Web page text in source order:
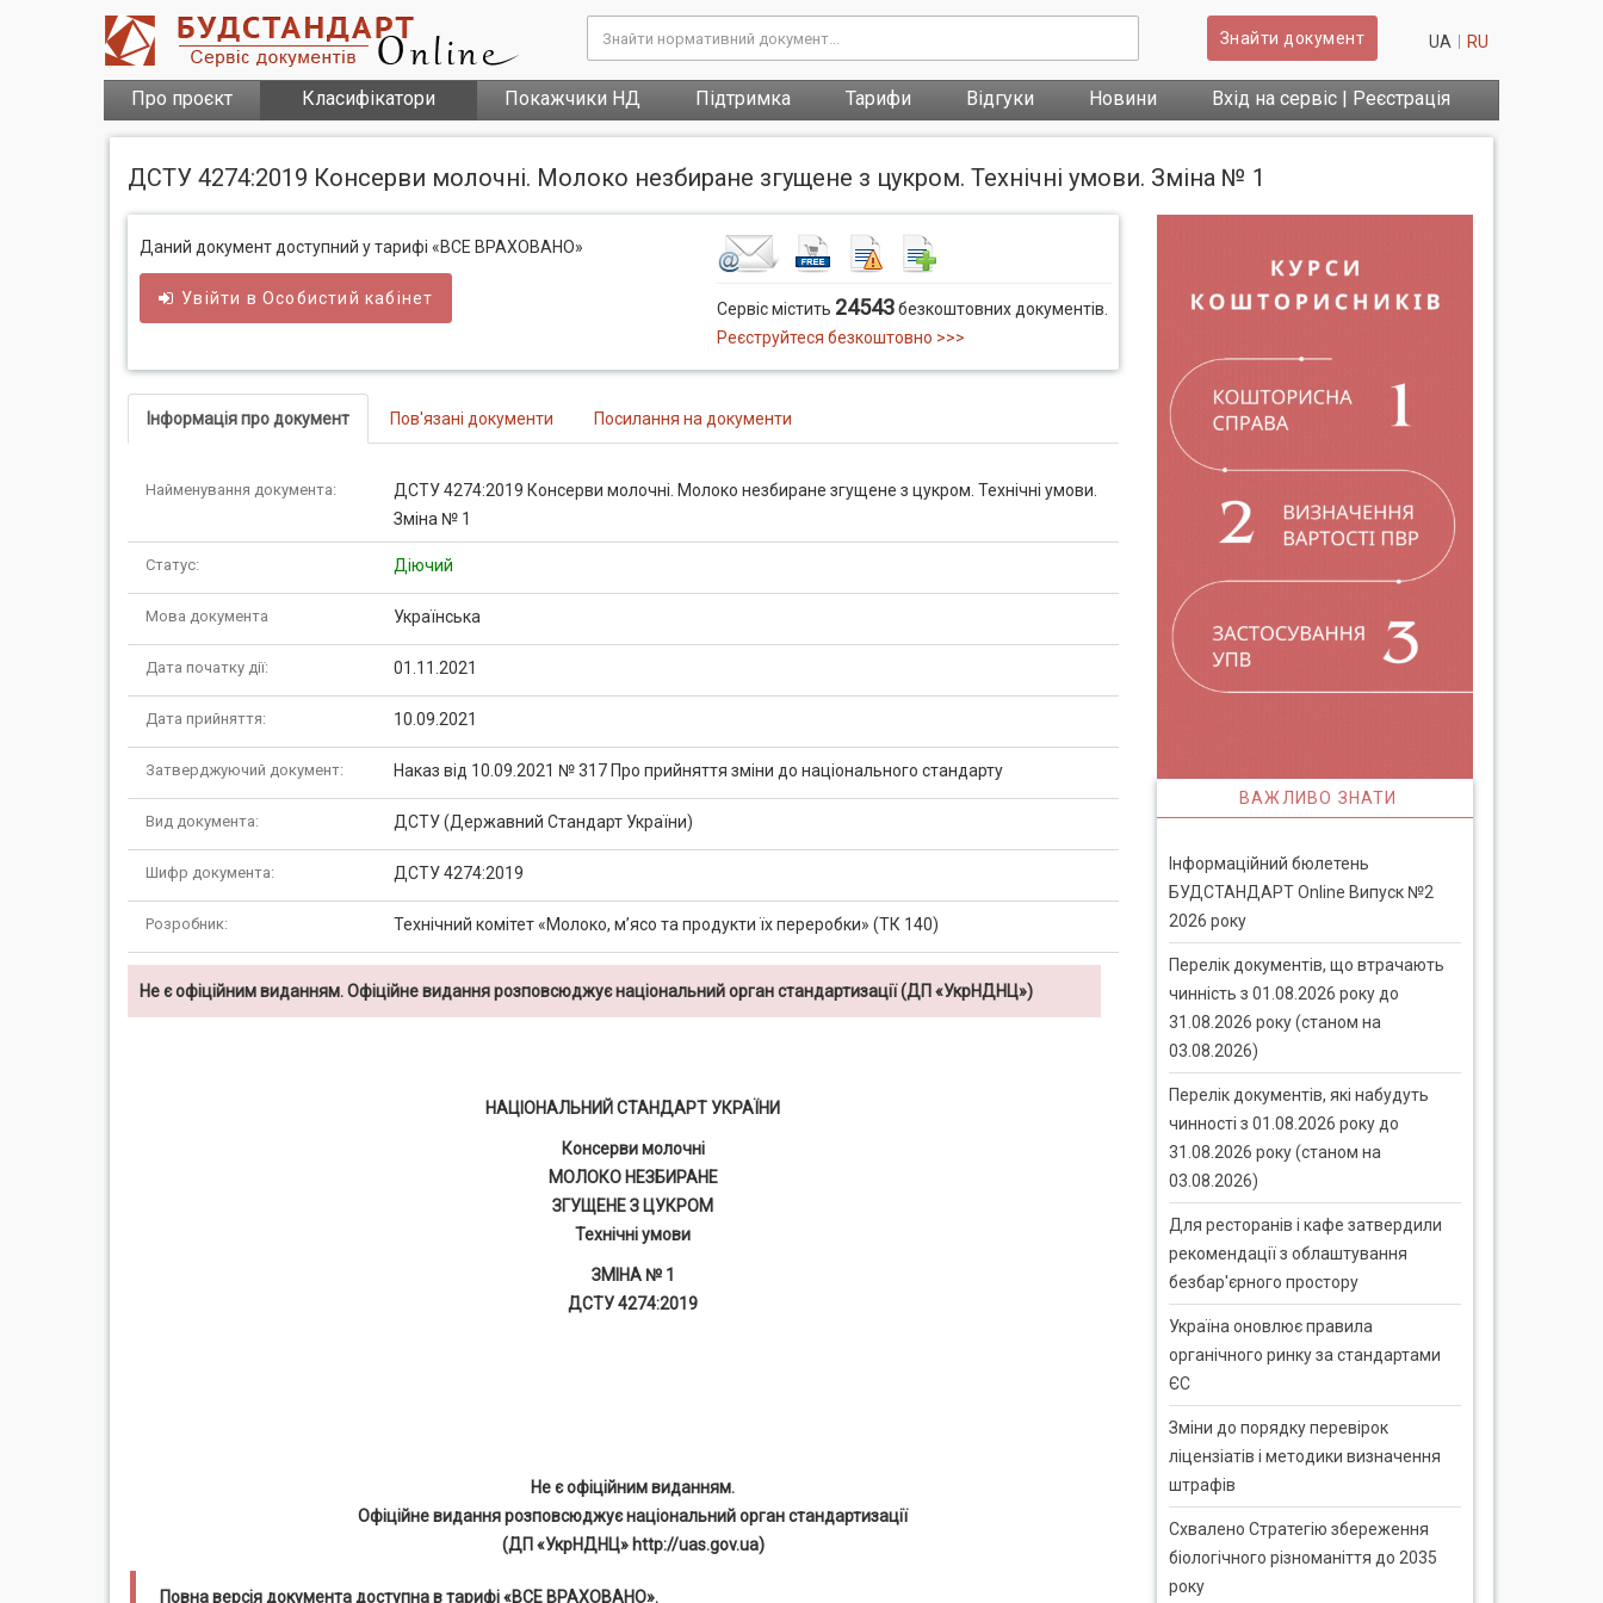
Знайти документ UA RU
Про проєкт Класифікатори Покажчики НД Підтримка Тарифи Відгуки Новини Вхід на сервіс | Реєстрація
ДСТУ 4274:2019 Консерви молочні. Молоко незбиране згущене з цукром. Технічні умови. Зміна № 1
Даний документ доступний у тарифі «ВСЕ ВРАХОВАНО»
Увійти вОсобистий кабінет
Сервіс містить 24543безкоштовних документів.
Реєструйтеся безкоштовно >>>
Інформація про документ Пов'язані документи Посилання на документи
Найменування документа:
ДСТУ 4274:2019 Консерви молочні. Молоко незбиране згущене з цукром. Технічні умови.
Зміна № 1
Статус: Діючий
Мова документа Українська
Дата початку дії: 01.11.2021
Дата прийняття: 10.09.2021
Затверджуючий документ: Наказ від 10.09.2021 № 317 Про прийняття зміни до національного стандарту
Вид документа: ДСТУ (Державний Стандарт України)
Шифр документа: ДСТУ 4274:2019
Розробник: Технічний комітет «Молоко, м’ясо та продукти їх переробки» (ТК 140)
Не є офіційним виданням. Офіційне видання розповсюджує національний орган стандартизації (ДП «УкрНДНЦ»)
НАЦІОНАЛЬНИЙ СТАНДАРТ УКРАЇНИ
Консерви молочні
МОЛОКО НЕЗБИРАНЕ
ЗГУЩЕНЕ З ЦУКРОМ
Технічні умови
ЗМІНА № 1
ДСТУ 4274:2019
Не є офіційним виданням.
Офіційне видання розповсюджує національний орган стандартизації
(ДП «УкрНДНЦ» http://uas.gov.ua)
Повна версія документа доступна в тарифі «ВСЕ ВРАХОВАНО».
ВАЖЛИВО ЗНАТИ
Інформаційний бюлетень
БУДСТАНДАРТ Online Випуск №2
2026 року
Перелік документів, що втрачають
чинність з 01.08.2026 року до
31.08.2026 року (станом на
03.08.2026)
Перелік документів, які набудуть
чинності з 01.08.2026 року до
31.08.2026 року (станом на
03.08.2026)
Для ресторанів і кафе затвердили
рекомендації з облаштування
безбар'єрного простору
Україна оновлює правила
органічного ринку за стандартами
ЄС
Зміни до порядку перевірок
ліцензіатів і методики визначення
штрафів
Схвалено Стратегію збереження
біологічного різноманіття до 2035
року